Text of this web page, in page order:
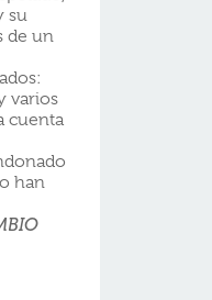
su
de un
varios
cuenta
han